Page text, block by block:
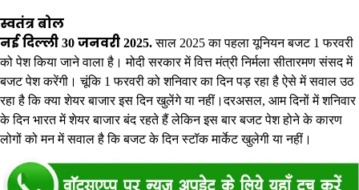
स्वतंत्र बोल
नई दिल्ली 30 जनवरी 2025. साल 2025 का पहला यूनियन बजट 1 फरवरी
को पेश किया जाने वाला है। मोदी सरकार में वित्त मंत्री निर्मला सीतारमण संसद में
बजट पेश करेंगी। चूंकि 1 फरवरी को शनिवार का दिन पड़ रहा है ऐसे में सवाल उठ
रहा है कि क्या शेयर बाजार इस दिन खुलेंगे या नहीं।दरअसल, आम दिनों में शनिवार
के दिन भारत में शेयर बाजार बंद रहते हैं लेकिन इस बार बजट पेश होने के कारण
लोगों को मन में सवाल है कि बजट के दिन स्टॉक मार्केट खुलेगी या नहीं।